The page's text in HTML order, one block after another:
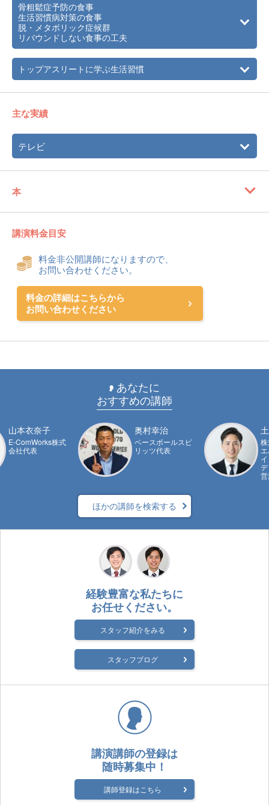
骨粗鬆症予防の食事
生活習慣病対策の食事
脱・メタボリック症候群
リバウンドしない食事の工夫
トップアスリートに学ぶ生活習慣
主な実績
テレビ
本
講演料金目安
料金非公開講師になりますので、
お問い合わせください。
料金の詳細はこちらから
お問い合わせください
あなたに
おすすめの講師
山本衣奈子
E-ComWorks株式
会社代表
奥村幸治
ベースボールスピ
リッツ代表
ほかの講師を検索する
経験豊富な私たちに
お任せください。
スタッフ紹介をみる
スタッフブログ
講演講師の登録は
随時募集中！
講師登録はこちら